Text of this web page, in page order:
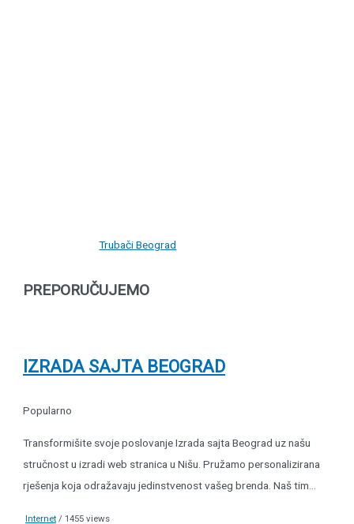
Trubači Beograd
PREPORUČUJEMO
IZRADA SAJTA BEOGRAD
Popularno
Transformišite svoje poslovanje Izrada sajta Beograd uz našu
stručnost u izradi web stranica u Nišu. Pružamo personalizirana
rješenja koja odražavaju jedinstvenost vašeg brenda. Naš tim...
Internet / 1455 views